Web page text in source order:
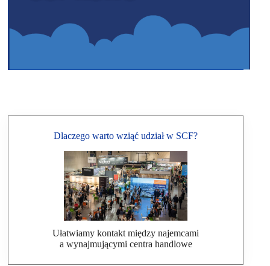
Dlaczego warto wziąć udział w SCF?
Ułatwiamy kontakt między najemcami
a wynajmującymi centra handlowe